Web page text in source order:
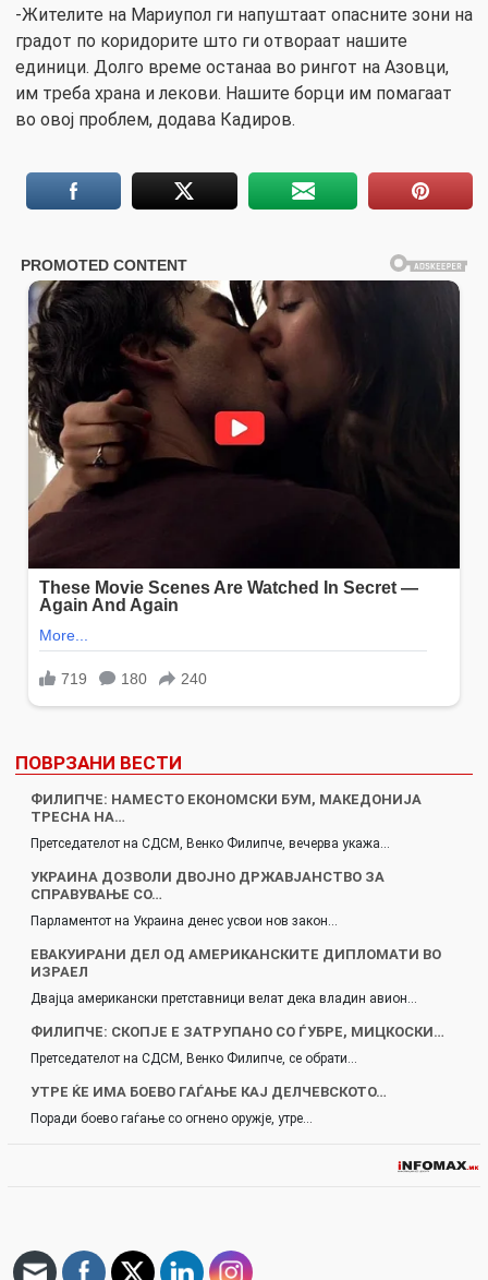
-Жителите на Мариупол ги напуштаат опасните зони на
градот по коридорите што ги отвораат нашите
единици. Долго време останаа во рингот на Азовци,
им треба храна и лекови. Нашите борци им помагаат
во овој проблем, додава Кадиров.
ПОВРЗАНИ ВЕСТИ
ФИЛИПЧЕ: НАМЕСТО ЕКОНОМСКИ БУМ, МАКЕДОНИЈА
ТРЕСНА НА…
Претседателот на СДСМ, Венко Филипче, вечерва укажа…
УКРАИНА ДОЗВОЛИ ДВОЈНО ДРЖАВЈАНСТВО ЗА
СПРАВУВАЊЕ СО…
Парламентот на Украина денес усвои нов закон…
ЕВАКУИРАНИ ДЕЛ ОД АМЕРИКАНСКИТЕ ДИПЛОМАТИ ВО
ИЗРАЕЛ
Двајца американски претставници велат дека владин авион…
ФИЛИПЧЕ: СКОПЈЕ Е ЗАТРУПАНО СО ЃУБРЕ, МИЦКОСКИ…
Претседателот на СДСМ, Венко Филипче, се обрати…
УТРЕ ЌЕ ИМА БОЕВО ГАЃАЊЕ КАЈ ДЕЛЧЕВСКОТО…
Поради боево гаѓање со огнено оружје, утре…